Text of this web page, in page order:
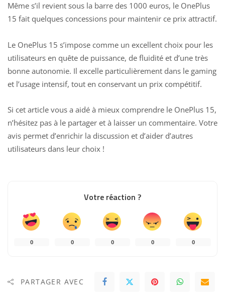
Même s’il revient sous la barre des 1000 euros, le OnePlus
15 fait quelques concessions pour maintenir ce prix attractif.
Le OnePlus 15 s’impose comme un excellent choix pour les
utilisateurs en quête de puissance, de fluidité et d’une très
bonne autonomie. Il excelle particulièrement dans le gaming
et l’usage intensif, tout en conservant un prix compétitif.
Si cet article vous a aidé à mieux comprendre le OnePlus 15,
n’hésitez pas à le partager et à laisser un commentaire. Votre
avis permet d’enrichir la discussion et d’aider d’autres
utilisateurs dans leur choix !
Votre réaction ?
0 0 0 0 0
PARTAGER AVEC